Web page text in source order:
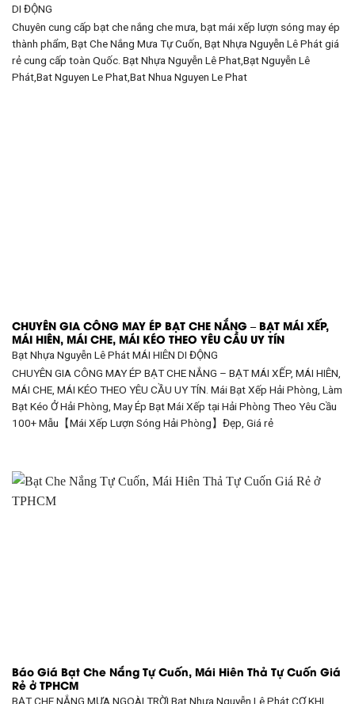
DI ĐỘNG
Chuyên cung cấp bạt che nắng che mưa, bạt mái xếp lượn sóng may ép
thành phẩm, Bạt Che Nắng Mưa Tự Cuốn, Bạt Nhựa Nguyễn Lê Phát giá
rẻ cung cấp toàn Quốc. Bạt Nhựa Nguyễn Lê Phat,Bạt Nguyễn Lê
Phát,Bat Nguyen Le Phat,Bat Nhua Nguyen Le Phat
CHUYÊN GIA CÔNG MAY ÉP BẠT CHE NẮNG – BẠT MÁI XẾP,
MÁI HIÊN, MÁI CHE, MÁI KÉO THEO YÊU CẦU UY TÍN
Bạt Nhựa Nguyễn Lê PhátMÁI HIÊN DI ĐỘNG
CHUYÊN GIA CÔNG MAY ÉP BẠT CHE NẮNG – BẠT MÁI XẾP, MÁI HIÊN,
MÁI CHE, MÁI KÉO THEO YÊU CẦU UY TÍN. Mái Bạt Xếp Hải Phòng, Làm
Bạt Kéo Ở Hải Phòng, May Ép Bạt Mái Xếp tại Hải Phòng Theo Yêu Cầu
100+ Mẫu【Mái Xếp Lượn Sóng Hải Phòng】Đẹp, Giá rẻ
Báo Giá Bạt Che Nắng Tự Cuốn, Mái Hiên Thả Tự Cuốn Giá
Rẻ ở TPHCM
BẠT CHE NẮNG MƯA NGOÀI TRỜI Bạt Nhựa Nguyễn Lê Phát CƠ KHI